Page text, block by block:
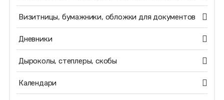
Визитницы, бумажники, обложки для документов
Дневники
Дыроколы, степлеры, скобы
Календари